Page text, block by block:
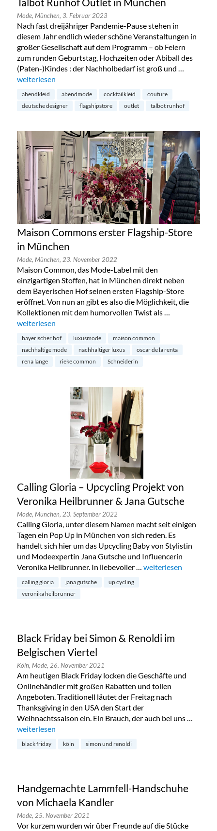
Mode, München, 3. Februar 2023
Nach fast dreijähriger Pandemie-Pause stehen in
diesem Jahr endlich wieder schöne Veranstaltungen in
großer Gesellschaft auf dem Programm – ob Feiern
zum runden Geburtstag, Hochzeiten oder Abiball des
(Paten-)Kindes : der Nachholbedarf ist groß und …
„Talbot Runhof Outlet in München“
weiterlesen
abendkleid abendmode cocktailkleid
couture
deutsche designer
flagshipstore outlet talbot runhof
Maison Commons erster Flagship-Store
in München
Mode, München, 23. November 2022
Maison Common, das Mode-Label mit den
einzigartigen Stoffen, hat in München direkt neben
dem Bayerischen Hof seinen ersten Flagship-Store
eröffnet. Von nun an gibt es also die Möglichkeit, die
Kollektionen mit dem humorvollen Twist als …
„Maison Commons erster Flagship-Store in München“
weiterlesen
bayerischer hof luxusmode
maison common
nachhaltige mode
nachhaltiger luxus
oscar de la renta
rena lange
rieke common Schneiderin
Calling Gloria – Upcycling Projekt von
Veronika Heilbrunner & Jana Gutsche
Mode, München, 23. September 2022
Calling Gloria, unter diesem Namen macht seit einigen
Tagen ein Pop Up in München von sich reden. Es
handelt sich hier um das Upcycling Baby von Stylistin
und Modeexpertin Jana Gutsche und Influencerin
Veronika Heilbrunner. In liebevoller … „Calling Gloria –
weiterlesen
calling gloria jana gutsche
up cycling
veronika heilbrunner
Black Friday bei Simon & Renoldi im
Belgischen Viertel
Köln, Mode, 26. November 2021
Am heutigen Black Friday locken die Geschäfte und
Onlinehändler mit großen Rabatten und tollen
Angeboten. Traditionell läutet der Freitag nach
Thanksgiving in den USA den Start der
Weihnachtssaison ein. Ein Brauch, der auch bei uns …
„Black Friday bei Simon & Renoldi im Belgischen Viertel“
weiterlesen
black friday köln simon und renoldi
Handgemachte Lammfell-Handschuhe
von Michaela Kandler
Mode, 25. November 2021
Vor kurzem wurden wir über Freunde auf die Stücke